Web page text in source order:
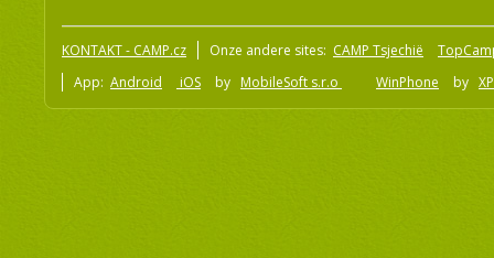
KONTAKT - CAMP.cz Onze andere sites: CAMP Tsjechië
App: Android iOS by MobileSoft s.r.o WinPhone by